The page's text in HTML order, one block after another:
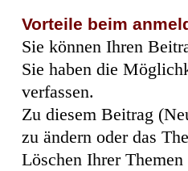
Vorteile beim
Sie können Ihren
Sie haben die
verfassen.
Zu diesem Beitrag
zu ändern oder das
Löschen Ihrer